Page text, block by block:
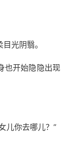
光阴翳。
也开始隐隐出现
儿你去哪儿？”